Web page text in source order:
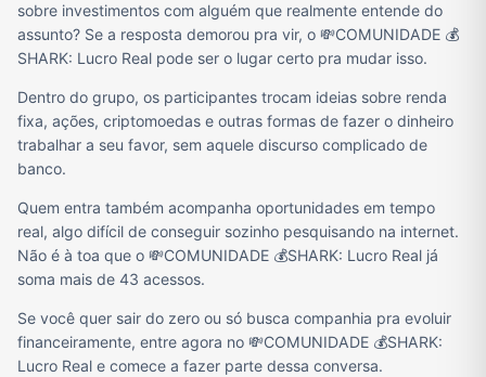
sobre investimentos com alguém que realmente entende do
assunto? Se a resposta demorou pra vir, o 💸COMUNIDADE 💰
SHARK: Lucro Real pode ser o lugar certo pra mudar isso.
Dentro do grupo, os participantes trocam ideias sobre renda
fixa, ações, criptomoedas e outras formas de fazer o dinheiro
trabalhar a seu favor, sem aquele discurso complicado de
banco.
Quem entra também acompanha oportunidades em tempo
real, algo difícil de conseguir sozinho pesquisando na internet.
Não é à toa que o 💸COMUNIDADE 💰SHARK: Lucro Real já
soma mais de 43 acessos.
Se você quer sair do zero ou só busca companhia pra evoluir
financeiramente, entre agora no 💸COMUNIDADE 💰SHARK:
Lucro Real e comece a fazer parte dessa conversa.